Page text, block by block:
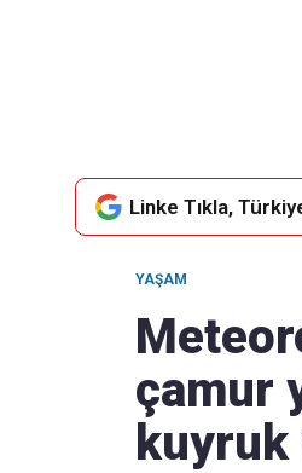
Linke Tıkla,
YAŞAM
çamur
kuyruk